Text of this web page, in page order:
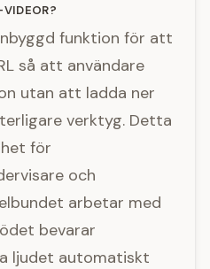
VIDEOR?
funktion för att
så att användare
utan att ladda ner
verktyg. Detta
för
och
arbetar med
bevarar
ljudet automatiskt